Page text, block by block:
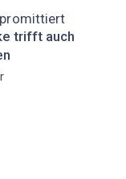
trifft auch